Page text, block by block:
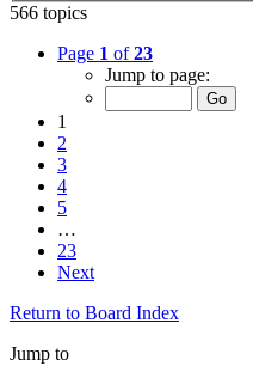
566 topics
Page 1 of23
Jump to page:
1
2
3
4
5
…
23
Next
Return to Board Index
Jump to